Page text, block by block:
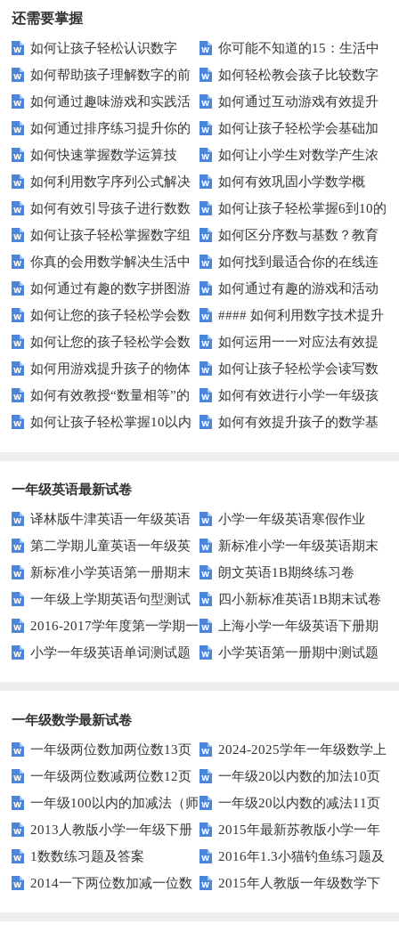
还需要掌握
如何让孩子轻松认识数字
15？这些方法太实用了！
你可能不知道的15：生活中
隐藏的数学秘密？
如何帮助孩子理解数字的前
后顺序？
如何轻松教会孩子比较数字
大小？这些建议或许有帮助！
如何通过趣味游戏和实践活
动让孩子轻松掌握数字顺序？
如何通过互动游戏有效提升
孩子的数字识别能力？
如何通过排序练习提升你的
逻辑思维能力？
如何让孩子轻松学会基础加
减法？家长必看的实用技巧！
如何快速掌握数学运算技
巧？四则运算实战指南
如何让小学生对数学产生浓
厚兴趣？趣味数学活动大揭秘！
如何利用数字序列公式解决
复杂数学问题？
如何有效巩固小学数学概
念？
如何有效引导孩子进行数数
练习？家长必看的五大技巧
如何让孩子轻松掌握6到10的
数字读写？
如何让孩子轻松掌握数字组
成的奥秘？
如何区分序数与基数？教育
中这些知识点要知道！
你真的会用数学解决生活中
的难题吗？
如何找到最适合你的在线连
线游戏？
如何通过有趣的数字拼图游
戏提升孩子的数学能力？
如何通过有趣的游戏和活动
提升孩子的数字顺序技能？
如何让您的孩子轻松学会数
字大小比较？
#### 如何利用数字技术提升
在线学习效果？
如何让您的孩子轻松学会数
字大小比较？
如何运用一一对应法有效提
升学习效率？
如何用游戏提升孩子的物体
数量比较能力？
如何让孩子轻松学会读写数
字？试试这些有趣的方法！
如何有效教授“数量相等”的
概念？——提升孩子的数学思维
如何有效进行小学一年级孩
子的数学练习？
如何让孩子轻松掌握10以内
如何有效提升孩子的数学基
一年级英语最新试卷
译林版牛津英语一年级英语
1AB测试卷
小学一年级英语寒假作业
第二学期儿童英语一年级英
语期末试卷
新标准小学一年级英语期末
质量检测题
新标准小学英语第一册期末
测试题
朗文英语1B期终练习卷
一年级上学期英语句型测试
题
四小新标准英语1B期末试卷
2016-2017学年度第一学期一
起一年级英语期中试卷
上海小学一年级英语下册期
中试卷
小学一年级英语单词测试题 小学英语第一册期中测试题
一年级数学最新试卷
一年级两位数加两位数13页
2024-2025学年一年级数学上
册期末素养测评卷（考试版A4
人教版）
一年级两位数减两位数12页
一年级20以内数的加法10页
一年级100以内的加减法（师
版）
一年级20以内数的减法11页
2013人教版小学一年级下册
第三单元整理与复习（一）练习
题
2015年最新苏教版小学一年
级数学下册第一次月考试卷
1数数练习题及答案
2016年1.3小猫钓鱼练习题及
答案
2014一下两位数加减一位数
2015年人教版一年级数学下